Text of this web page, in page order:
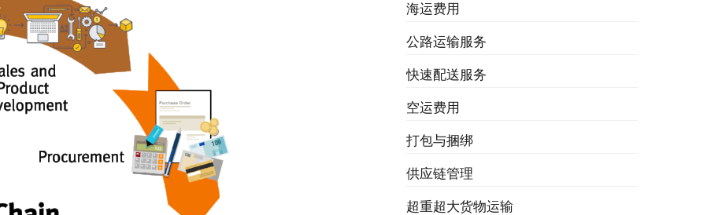
海运费用
公路运输服务
快速配送服务
空运费用
打包与捆绑
供应链管理
超重超大货物运输